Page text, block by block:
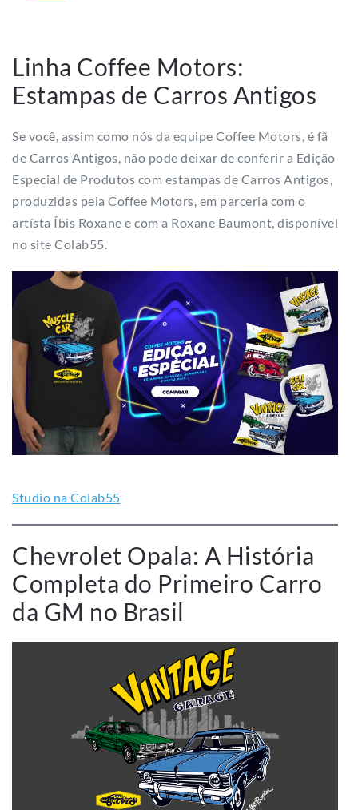
Linha Coffee Motors:
Estampas de Carros Antigos
Se você, assim como nós da equipe Coffee Motors, é fã
de Carros Antigos, não pode deixar de conferir a Edição
Especial de Produtos com estampas de Carros Antigos,
produzidas pela Coffee Motors, em parceria com o
artísta Íbis Roxane e com a Roxane Baumont, disponível
no site Colab55.
Studio na Colab55
Chevrolet Opala: A História
Completa do Primeiro Carro
da GM no Brasil